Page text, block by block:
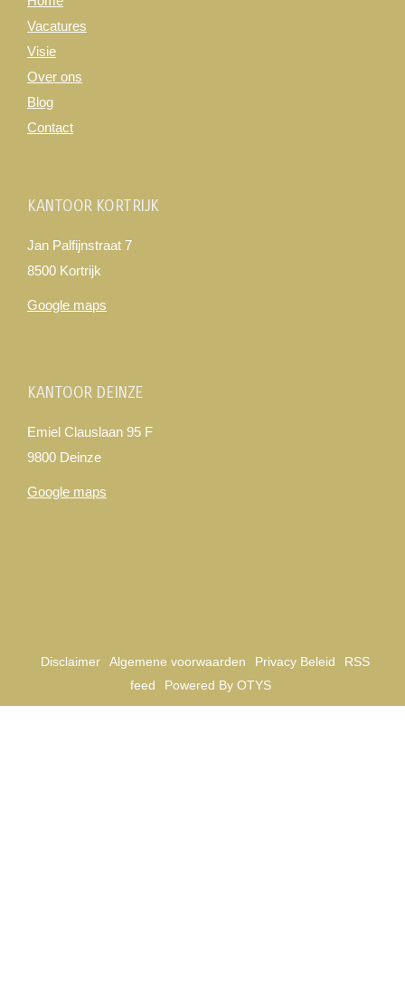
Vacatures
Visie
Over ons
Blog
Contact
KANTOOR KORTRIJK
Jan Palfijnstraat 7
8500 Kortrijk
Google maps
KANTOOR DEINZE
Emiel Clauslaan 95 F
9800 Deinze
Google maps
Disclaimer Algemene voorwaarden Privacy Beleid
RSS
feed
Powered By OTYS